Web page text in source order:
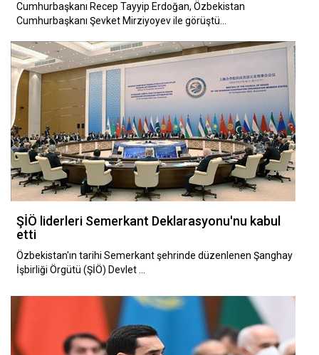
Cumhurbaşkanı Recep Tayyip Erdoğan, Özbekistan
Cumhurbaşkanı Şevket Mirziyoyev ile görüştü…
ŞİÖ liderleri Semerkant Deklarasyonu'nu kabul
etti
Özbekistan'ın tarihi Semerkant şehrinde düzenlenen Şanghay
İşbirliği Örgütü (ŞİÖ) Devlet …